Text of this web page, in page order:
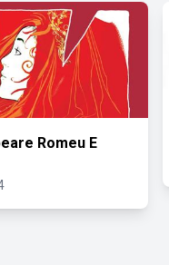
Romeu E